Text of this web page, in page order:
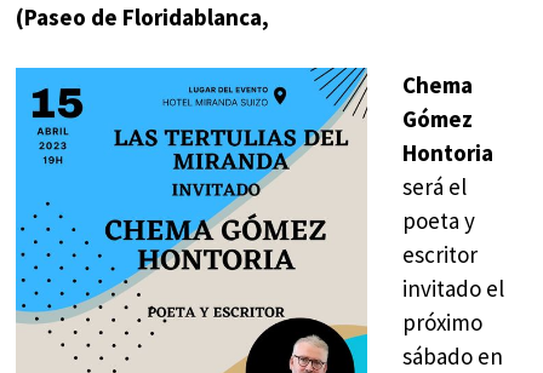
(Paseo de Floridablanca,
Chema
Gómez
Hontoria
será el
poeta y
escritor
invitado el
próximo
sábado en